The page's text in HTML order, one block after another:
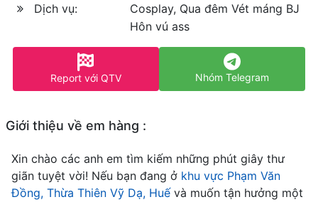
Dịch vụ:
Cosplay, Qua đêm Vét máng BJ
Hôn vú ass
Report với QTV Nhóm Telegram
Giới thiệu về em hàng :
Xin chào các anh em tìm kiếm những phút giây thư
giãn tuyệt vời! Nếu bạn đang ở khu vực Phạm Văn
Đồng, Thừa Thiên Vỹ Dạ, Huếvà muốn tận hưởng một